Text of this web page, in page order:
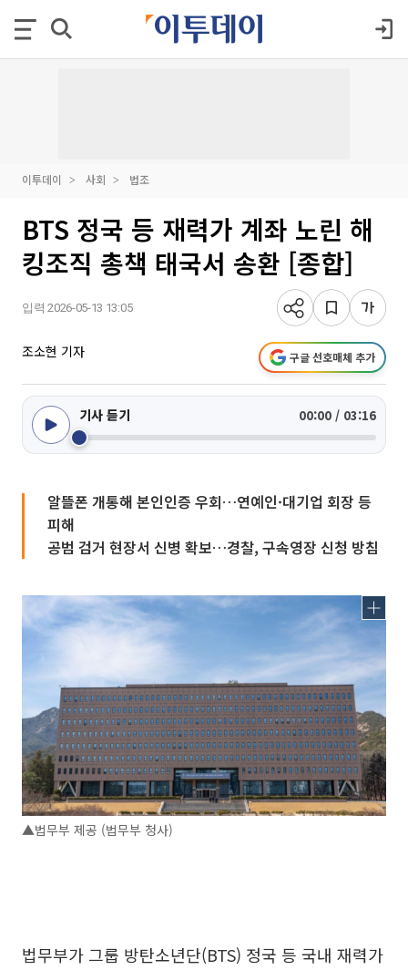
이투데이 사회 법조
BTS 정국 등 재력가 계좌 노린 해
킹조직 총책 태국서 송환 [종합]
입력 2026-05-13 13:05
조소현 기자 구글 선호매체 추가
기사 듣기 00:00 / 03:16
알뜰폰 개통해 본인인증 우회…연예인·대기업 회장 등
피해
공범 검거 현장서 신병 확보…경찰, 구속영장 신청 방침
▲법무부 제공 (법무부 청사)
법무부가 그룹 방탄소년단(BTS) 정국 등 국내 재력가